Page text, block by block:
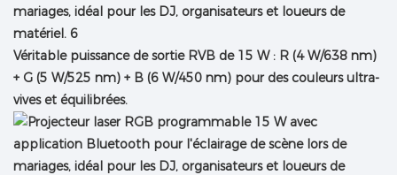
Véritable puissance de sortie RVB de 15 W : R (4 W/638 nm)
+ G (5 W/525 nm) + B (6 W/450 nm) pour des couleurs ultra-
vives et équilibrées.